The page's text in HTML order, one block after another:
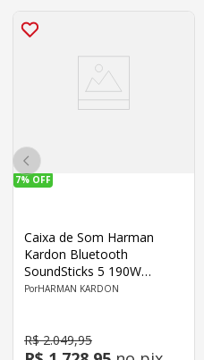
7% OFF
Caixa de Som Harman
Kardon Bluetooth
SoundSticks 5 190W
Branca
HARMAN KARDON
R$ 2.049,95